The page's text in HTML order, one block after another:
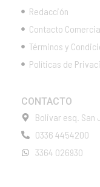
Redacción
Contacto
Términos y
Políticas de
CONTACTO
Bolivar esq. San
0336 4454200
3364 026930